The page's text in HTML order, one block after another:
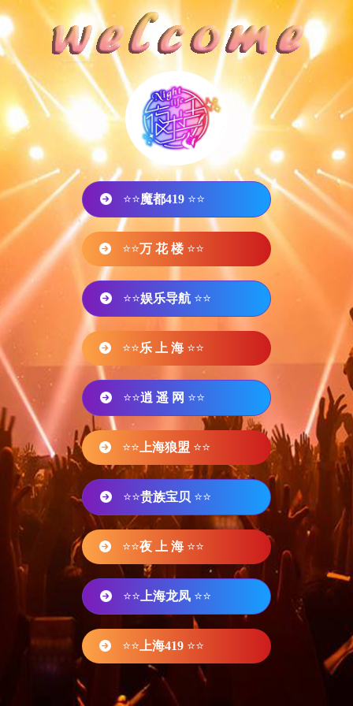
⭐⭐魔都419 ⭐⭐
⭐⭐万 花 楼 ⭐⭐
⭐⭐娱乐导航 ⭐⭐
⭐⭐乐 上 海 ⭐⭐
⭐⭐逍 遥 网 ⭐⭐
⭐⭐ 上海狼盟 ⭐⭐
⭐⭐贵族宝贝 ⭐⭐
⭐⭐夜 上 海 ⭐⭐
⭐⭐ 上海龙凤 ⭐⭐
⭐⭐ 上海419 ⭐⭐